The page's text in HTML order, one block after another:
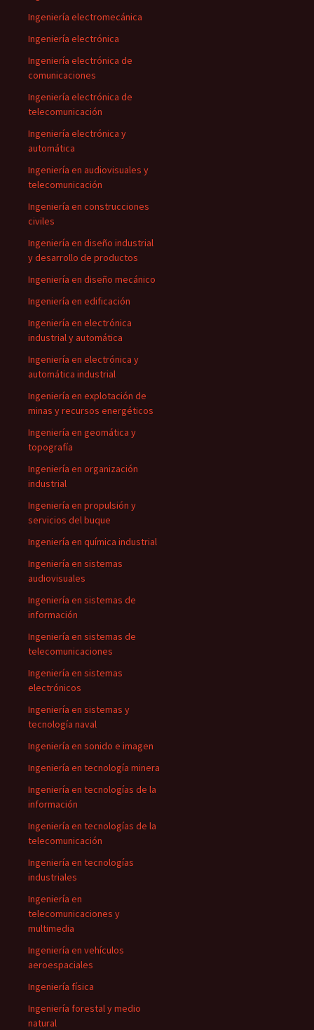
Ingeniería electromecánica
Ingeniería electrónica
Ingeniería electrónica de
comunicaciones
Ingeniería electrónica de
telecomunicación
Ingeniería electrónica y
automática
Ingeniería en audiovisuales y
telecomunicación
Ingeniería en construcciones
civiles
Ingeniería en diseño industrial
y desarrollo de productos
Ingeniería en diseño mecánico
Ingeniería en edificación
Ingeniería en electrónica
industrial y automática
Ingeniería en electrónica y
automática industrial
Ingeniería en explotación de
minas y recursos energéticos
Ingeniería en geomática y
topografía
Ingeniería en organización
industrial
Ingeniería en propulsión y
servicios del buque
Ingeniería en química industrial
Ingeniería en sistemas
audiovisuales
Ingeniería en sistemas de
información
Ingeniería en sistemas de
telecomunicaciones
Ingeniería en sistemas
electrónicos
Ingeniería en sistemas y
tecnología naval
Ingeniería en sonido e imagen
Ingeniería en tecnología minera
Ingeniería en tecnologías de la
información
Ingeniería en tecnologías de la
telecomunicación
Ingeniería en tecnologías
industriales
Ingeniería en
telecomunicaciones y
multimedia
Ingeniería en vehículos
aeroespaciales
Ingeniería física
Ingeniería forestal y medio
natural